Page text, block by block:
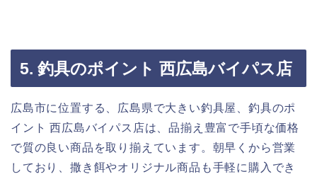
5. 釣具のポイント 西広島バイパス店
広島市に位置する、広島県で大きい釣具屋、釣具のポ
イント 西広島バイパス店は、品揃え豊富で手頃な価格
で質の良い商品を取り揃えています。朝早くから営業
しており、撒き餌やオリジナル商品も手軽に購入でき